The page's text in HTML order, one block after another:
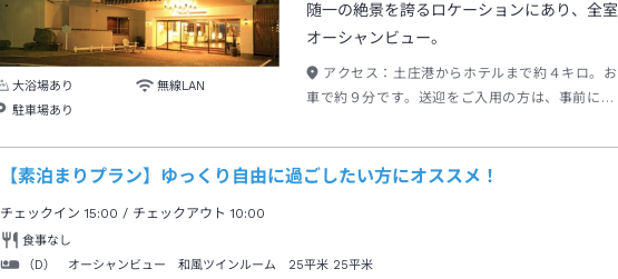
大浴場あり
無線LAN
駐車場あり
随一の絶景を誇るロケーションにあり、全室
オーシャンビュー。
アクセス： 土庄港からホテルまで約４キロ。お
車で約９分です。送迎をご入用の方は、事前にご
【素泊まりプラン】ゆっくり自由に過ごしたい方にオススメ！
チェックイン15:00 / チェックアウト 10:00
食事なし
（D） オーシャンビュー 和風ツインルーム 25平米 25平米